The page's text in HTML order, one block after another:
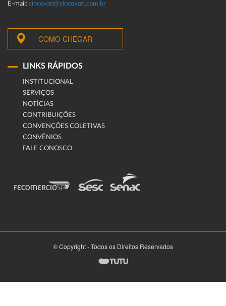
E-mail: sincovati@sincovati.com.br
COMO CHEGAR
LINKS RÁPIDOS
INSTITUCIONAL
SERVIÇOS
NOTÍCIAS
CONTRIBUIÇÕES
CONVENÇÕES COLETIVAS
CONVÊNIOS
FALE CONOSCO
© Copyright - Todos os Direitos Reservados